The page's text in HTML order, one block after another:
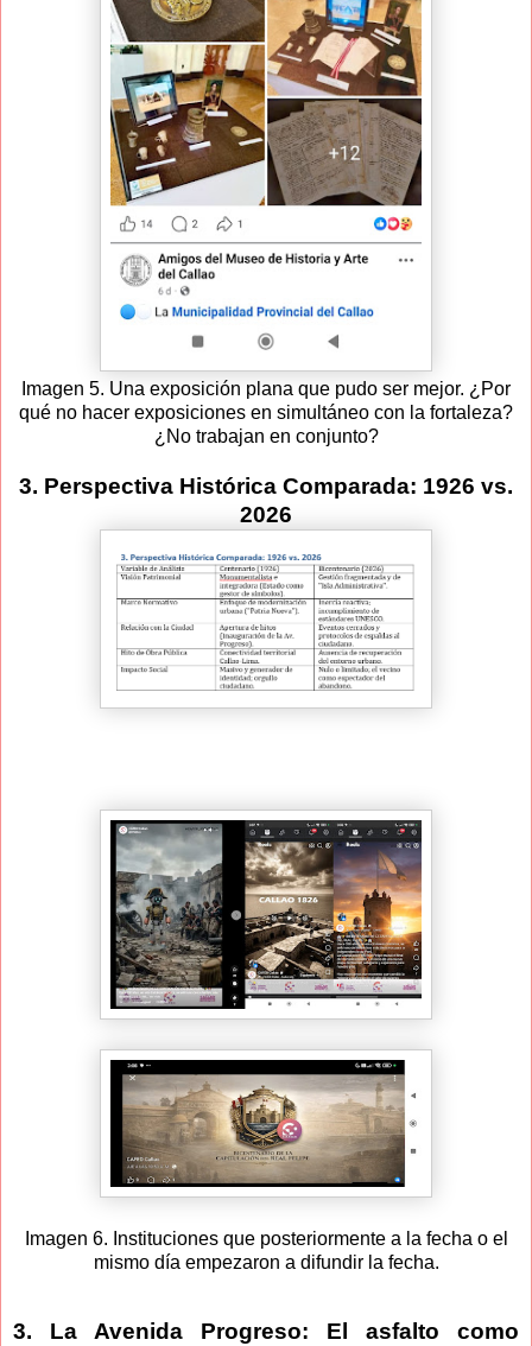
Imagen 5. Una exposición plana que pudo ser mejor. ¿Por
qué no hacer exposiciones en simultáneo con la fortaleza?
¿No trabajan en conjunto?
3. Perspectiva Histórica Comparada: 1926 vs.
2026
Imagen 6. Instituciones que posteriormente a la fecha o el
mismo día empezaron a difundir la fecha.
3. La Avenida Progreso: El asfalto como